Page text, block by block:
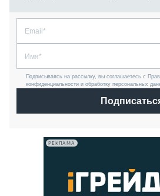
Подписываясь на рассылку, вы соглашаетесь с
конфиденциальности и обработку персональных
РЕКЛАМА